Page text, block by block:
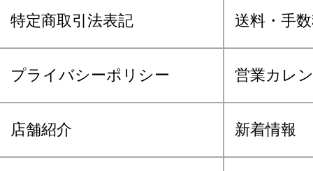
特定商取引法表記 送料・手
プライバシーポリシー 営業カレ
店舗紹介 新着情報